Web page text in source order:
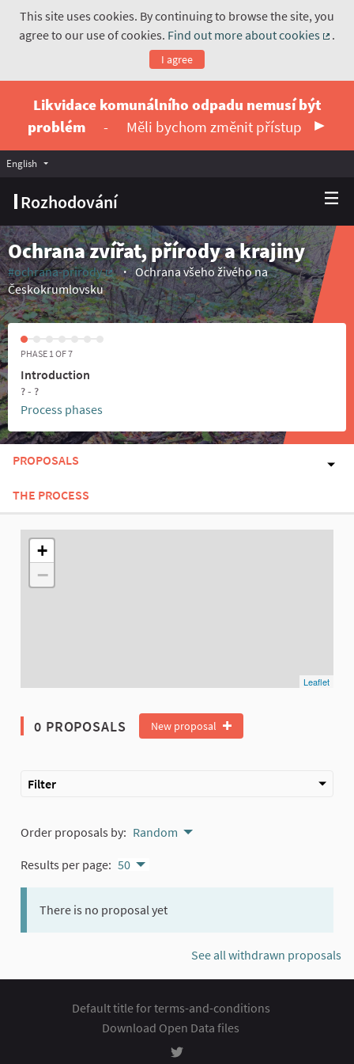
This site uses cookies. By continuing to browse the site, you
agree to our use of cookies. Find out more about cookies
.
I agree
Likvidace komunálního odpadu nemusí být
problém
- Měli bychom změnit přístup
Rozhodování
English Vyberte jazyk
Ochrana zvířat, přírody a krajiny
#ochrana-prirody
(External link)
Ochrana všeho živého na
Českokrumlovsku
PHASE 1 OF 7
Introduction
? - ?
Process phases
PROPOSALS
THE PROCESS
The following element is a map which presents the items on
+
−
Leaflet
0 PROPOSALS New proposal
Filter
Order proposals by: Random
Results per page: 50
There is no proposal yet
See all withdrawn proposals
Default title for terms-and-conditions
Download Open Data files
Rozhodování at Twitter